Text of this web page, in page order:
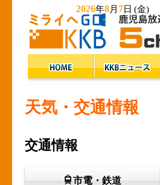
2026年8月 7日 (金)
天気・交通情報
交通情報
市電・鉄道